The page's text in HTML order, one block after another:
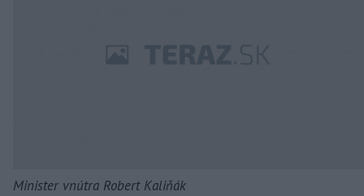
Minister vnútra Robert Kaliňák